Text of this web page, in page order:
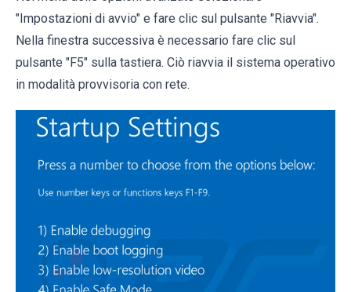
"Impostazioni di avvio" e fare clic sul pulsante "Riavvia".
Nella finestra successiva è necessario fare clic sul
pulsante "F5" sulla tastiera. Ciò riavvia il sistema operativo
in modalità provvisoria con rete.